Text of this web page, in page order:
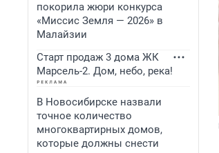
покорила жюри конкурса
«Миссис Земля — 2026» в
Малайзии
Старт продаж 3 дома ЖК
Марсель-2. Дом, небо, река!
В Новосибирске назвали
точное количество
многоквартирных домов,
которые должны снести